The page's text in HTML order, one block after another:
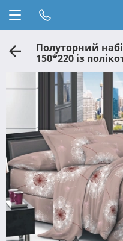
Полуторний
150*220 із
Черешенька™